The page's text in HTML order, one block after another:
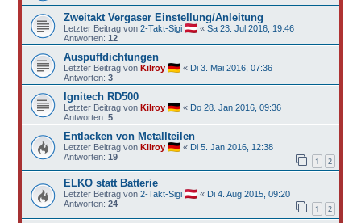
Zweitakt Vergaser Einstellung/Anleitung
Letzter Beitrag von 2-Takt-Sigi « Sa 23. Jul 2016, 19:46
Antworten: 12
Auspuffdichtungen
Letzter Beitrag von Kilroy « Di 3. Mai 2016, 07:36
Antworten: 3
Ignitech RD500
Letzter Beitrag von Kilroy « Do 28. Jan 2016, 09:36
Antworten: 5
Entlacken von Metallteilen
Letzter Beitrag von Kilroy « Di 5. Jan 2016, 12:38
Antworten: 19 1 2
ELKO statt Batterie
Letzter Beitrag von 2-Takt-Sigi « Di 4. Aug 2015, 09:20
Antworten: 24 1 2